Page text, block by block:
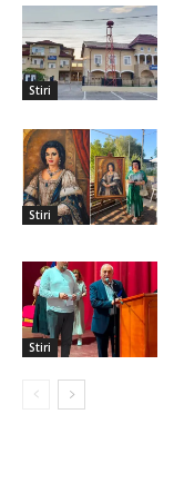
Stiri
Stiri
Stiri